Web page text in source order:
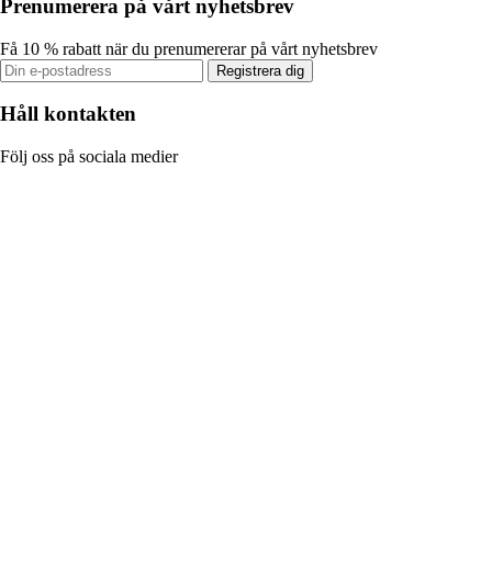
Prenumerera på vårt nyhetsbrev
Få 10 % rabatt när du prenumererar på vårt nyhetsbrev
Registrera dig
Håll kontakten
Följ oss på sociala medier